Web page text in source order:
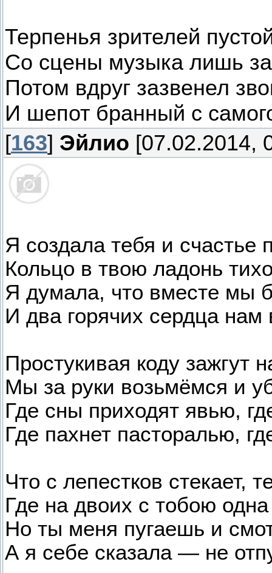
Терпенья зрителей
Со сцены музыка лишь
Потом вдруг зазвенел
И шепот бранный с
[163] Эйлио [07.02.2014,
Я создала тебя и счастье
Кольцо в твою ладонь
Я думала, что вместе мы
И два горячих сердца нам
Простукивая коду зажгут
Мы за руки возьмёмся и
Где сны приходят явью,
Где пахнет пасторалью,
Что с лепестков стекает,
Где на двоих с тобою
Но ты меня пугаешь и
А я себе сказала — не